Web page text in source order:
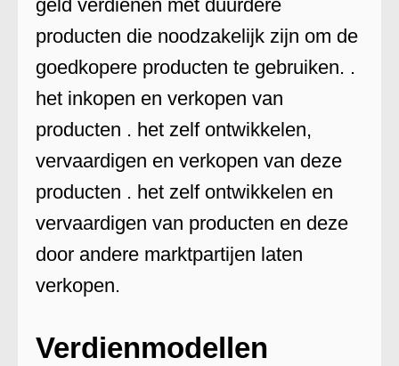
geld verdienen met duurdere
producten die noodzakelijk zijn om de
goedkopere producten te gebruiken. .
het inkopen en verkopen van
producten . het zelf ontwikkelen,
vervaardigen en verkopen van deze
producten . het zelf ontwikkelen en
vervaardigen van producten en deze
door andere marktpartijen laten
verkopen.
Verdienmodellen